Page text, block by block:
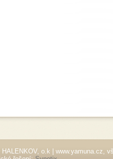
o.k | www.yamuna.cz,